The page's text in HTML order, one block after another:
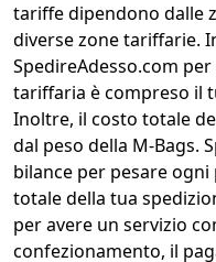
tariffe dipendono dalle
diverse zone tariffarie.
SpedireAdesso.com
tariffaria è compreso il
Inoltre, il costo totale
dal peso della M-Bags.
bilance per pesare
totale della tua
per avere un servizio
confezionamento, il